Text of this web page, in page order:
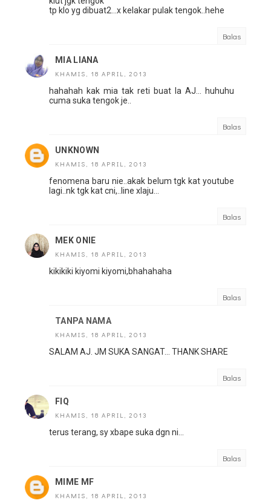
tp klo yg dibuat2...x kelakar pulak tengok..hehe
Balas
MIA LIANA
KHAMIS, 18 APRIL, 2013
hahahah kak mia tak reti buat la AJ... huhuhu
cuma suka tengok je..
Balas
UNKNOWN
KHAMIS, 18 APRIL, 2013
fenomena baru nie..akak belum tgk kat youtube
lagi..nk tgk kat cni,..line xlaju...
Balas
MEK ONIE
KHAMIS, 18 APRIL, 2013
kikikiki kiyomi kiyomi,bhahahaha
Balas
TANPA NAMA
KHAMIS, 18 APRIL, 2013
SALAM AJ. JM SUKA SANGAT... THANK SHARE
Balas
FIQ
KHAMIS, 18 APRIL, 2013
terus terang, sy xbape suka dgn ni...
Balas
MIME MF
KHAMIS, 18 APRIL, 2013